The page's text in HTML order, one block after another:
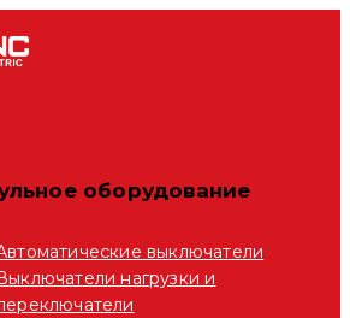
оборудование
выключатели
нагрузки и